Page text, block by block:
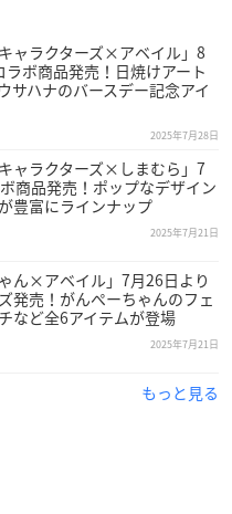
キャラクターズ×アベイル」8
ラボ商品発売！日焼けアート
サハナのバースデー記念アイ
2025年7月28日
キャラクターズ×しまむら」7
商品発売！ポップなデザイン
豊富にラインナップ
2025年7月21日
ゃん×アベイル」7月26日より
発売！がんぺーちゃんのフェ
など全6アイテムが登場
2025年7月21日
もっと見る